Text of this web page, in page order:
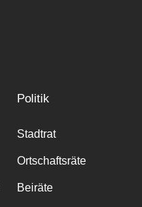
Politik
Stadtrat
Ortschaftsräte
Beiräte